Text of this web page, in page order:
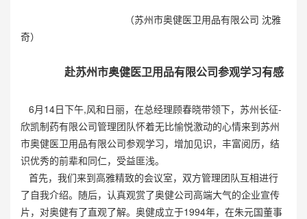
（苏州市奥健医卫用品有限公司 沈雅
奇）
赴苏州市奥健医卫用品有限公司参观学习有感
6月14日下午,风和日丽，在总经理顾春晓带领下，苏州长征-
欣凯制药有限公司管理团队怀着无比愉悦激动的心情来到苏州
市奥健医卫用品有限公司参观学习，增加见识，丰富阅历，结
识优秀的前辈和同仁，受益匪浅。
首先，我们来到高雅精致的会议室，双方管理团队互相进行
了自我介绍。随后，认真观赏了奥健公司高端大气的企业宣传
片，对奥健有了直观了解。奥健成立于1994年，在朱元国董事